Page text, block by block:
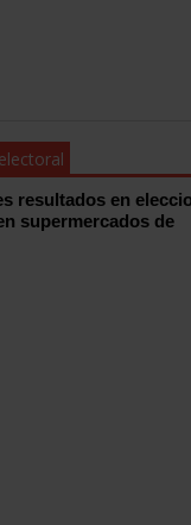
resultados en
supermercados de